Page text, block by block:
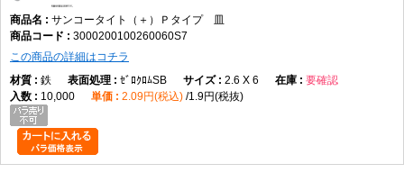
サンコータイト（＋）Ｐタイプ 皿
3000200100260060S7
この商品の詳細はコチラ
鉄
ｾﾞﾛｸﾛﾑSB 2.6 X 6
要確認
10,000
2.09円(税込) 1.9円(税抜)